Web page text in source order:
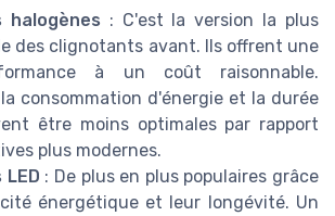
halogènes : C'est la version la plus
des clignotants avant. Ils offrent une
à un coût raisonnable.
consommation d'énergie et la durée
être moins optimales par rapport
plus modernes.
: De plus en plus populaires grâce
énergétique et leur longévité. Un